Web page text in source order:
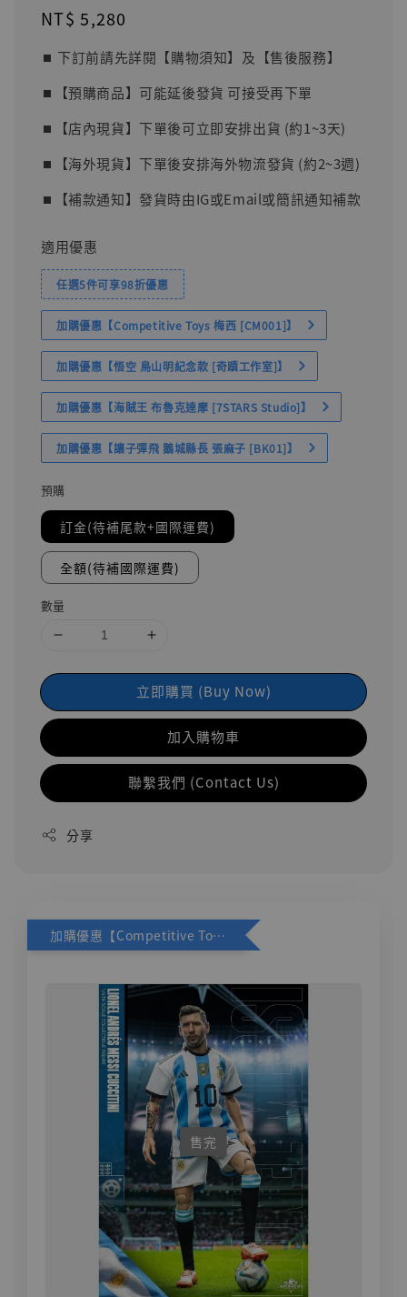
Regular
NT$ 5,280
⏹︎ 下訂前請先詳閱【購物須知】及【售後服務】
⏹︎【預購商品】可能延後發貨 可接受再下單
⏹︎【店內現貨】下單後可立即安排出貨 (約1~3天)
⏹︎【海外現貨】下單後安排海外物流發貨 (約2~3週)
⏹︎【補款通知】發貨時由IG或Email或簡訊通知補款
適用優惠
任選5件可享98折優惠
加購優惠【Competitive Toys 梅西 [CM001]】
加購優惠【悟空 鳥山明紀念款 [奇蹟工作室]】
加購優惠【海賊王 布魯克達摩 [7STARS Studio]】
加購優惠【讓子彈飛 鵝城縣長 張麻子 [BK01]】
預購
訂金(待補尾款+國際運費)
全額(待補國際運費)
數量
立即購買 (Buy Now)
加入購物車
聯繫我們 (Contact Us)
分享
加購優惠【Competitive Toys 梅西 [CM001]】
售完